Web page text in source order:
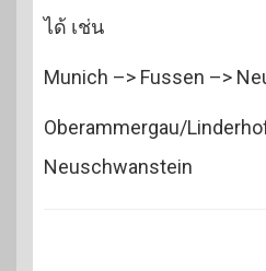
ได้ เช่น
Munich –> Fussen –>
Oberammergau/
Neuschwanstein